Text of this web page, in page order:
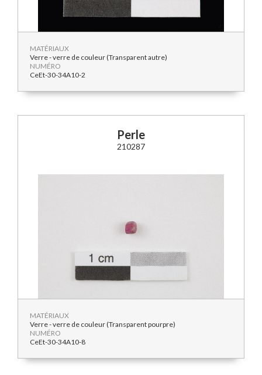
MATÉRIAUX
Verre - verre de couleur (Transparent autre)
NUMÉRO
CeEt-30-34A10-2
Perle
210287
MATÉRIAUX
Verre - verre de couleur (Transparent pourpre)
NUMÉRO
CeEt-30-34A10-8